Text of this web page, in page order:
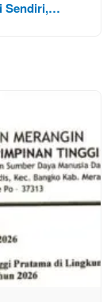
Sendiri,…